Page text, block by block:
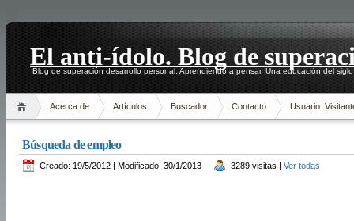
El anti-ídolo. Blog de
Blog de superación desarrollo personal. Aprendiendo a pensar. Una educación del
Acerca de Artículos Buscador Contacto Usuario:
Búsqueda de empleo
Creado: 19/5/2012 | Modificado: 30/1/2013 3289 visitas | Ver todas